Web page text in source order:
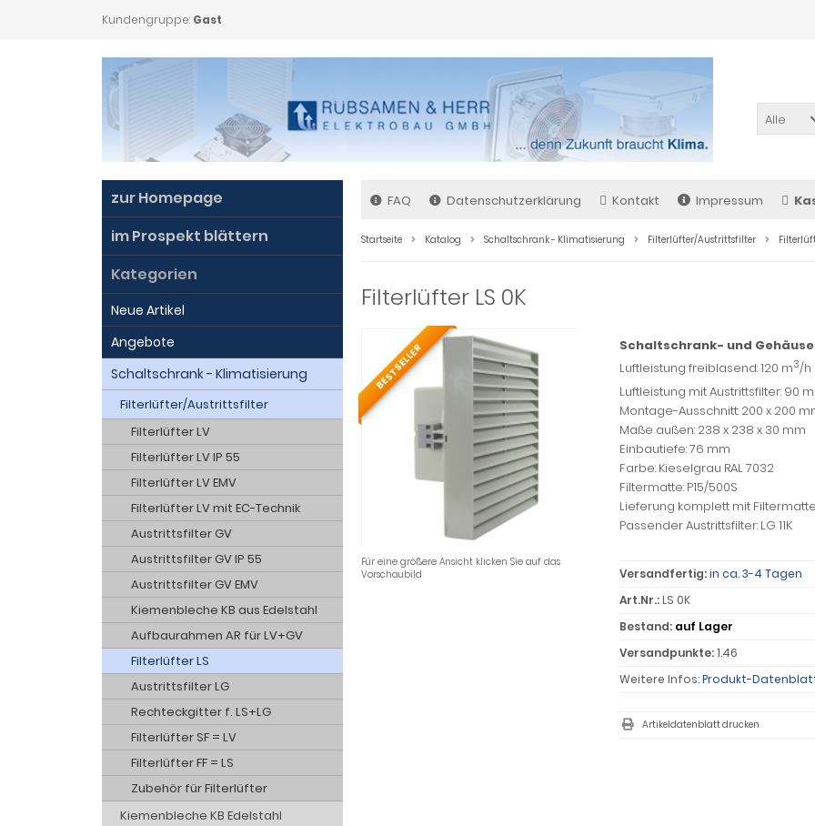
Kundengruppe: Gast
Alle
FAQ Datenschutzerklärung Kontakt Impressum
Startseite Katalog Schaltschrank - Klimatisierung Filterlüfter/Austrittsfilter
Filterlüfter LS 0K
BESTSELLER
Für eine größere Ansicht klicken Sie auf das
Vorschaubild
Schaltschrank- und
Luftleistung freiblasend: 120 m3/h
Luftleistung mit Austrittsfilter: 90 m
Montage-Ausschnitt: 200 x 200
Maße außen: 238 x 238 x 30 mm
Einbautiefe: 76 mm
Farbe: Kieselgrau RAL 7032
Filtermatte: P15/500S
Lieferung komplett mit Filtermatte
Passender Austrittsfilter: LG 11K
Versandfertig:in ca. 3-4 Tagen
Art.Nr.:LS 0K
Bestand: auf Lager
Versandpunkte:1.46
Weitere Infos:Produkt-
Artikeldatenblatt drucken
zur Homepage
im Prospekt blättern
Kategorien
Neue Artikel
Angebote
Schaltschrank - Klimatisierung
Filterlüfter/Austrittsfilter
Filterlüfter LV
Filterlüfter LV IP 55
Filterlüfter LV EMV
Filterlüfter LV mit EC-Technik
Austrittsfilter GV
Austrittsfilter GV IP 55
Austrittsfilter GV EMV
Kiemenbleche KB aus Edelstahl
Aufbaurahmen AR für LV+GV
Filterlüfter LS
Austrittsfilter LG
Rechteckgitter f. LS+LG
Filterlüfter SF = LV
Filterlüfter FF = LS
Zubehör für Filterlüfter
Kiemenbleche KB Edelstahl